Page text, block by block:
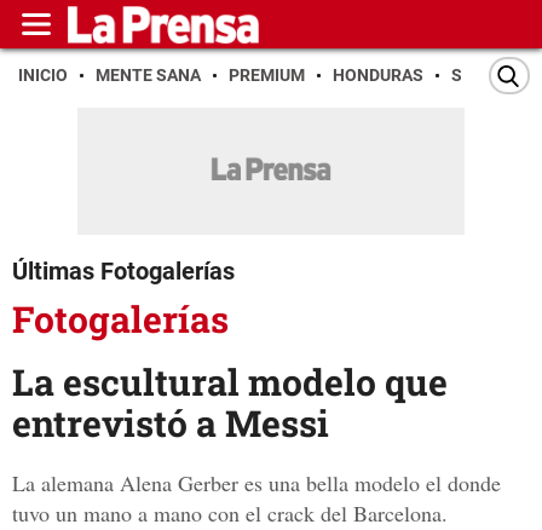
INICIO MENTE SANA PREMIUM HONDURAS SAN PEDRO
Últimas Fotogalerías
Fotogalerías
La escultural modelo que
entrevistó a Messi
La alemana Alena Gerber es una bella modelo el donde
tuvo un mano a mano con el crack del Barcelona.